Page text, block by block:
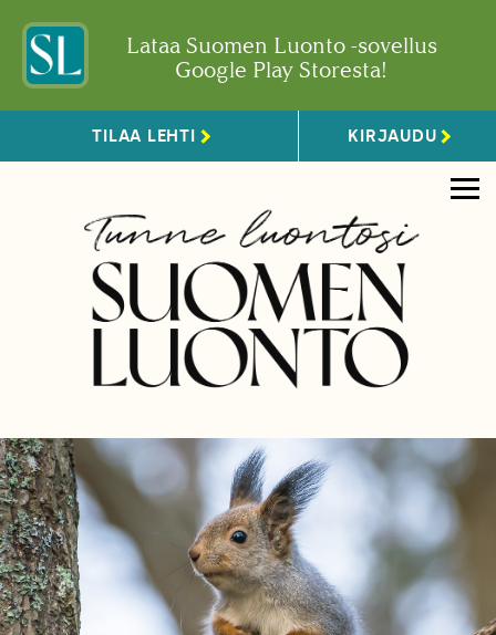
Lataa Suomen Luonto -sovellus
Google Play Storesta!
TILAA LEHTI KIRJAUDU